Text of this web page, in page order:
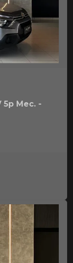
5p Mec. -